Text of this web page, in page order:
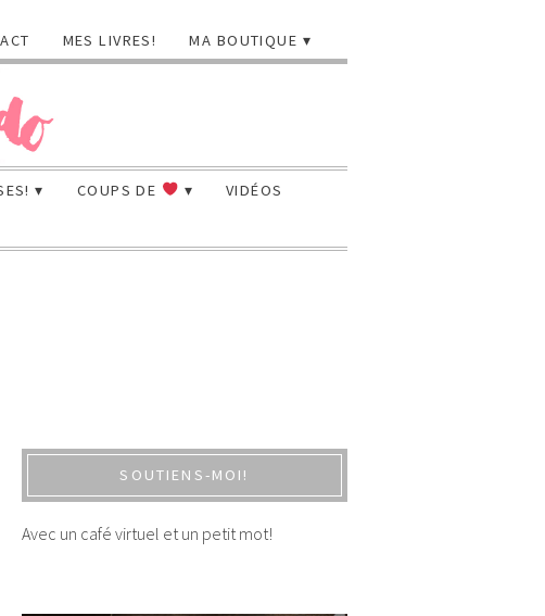
MES LIVRES! MA BOUTIQUE
COUPS DE
VIDÉOS
SOUTIENS-MOI!
Avec un café virtuel et un petit mot!